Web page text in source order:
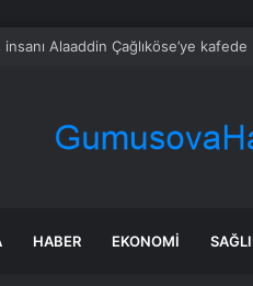
durdurmak istiyor: Dava
HABER EKONOMI